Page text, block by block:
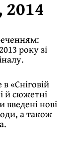
року зі
«Сніговій
й сюжетні
нові
а також